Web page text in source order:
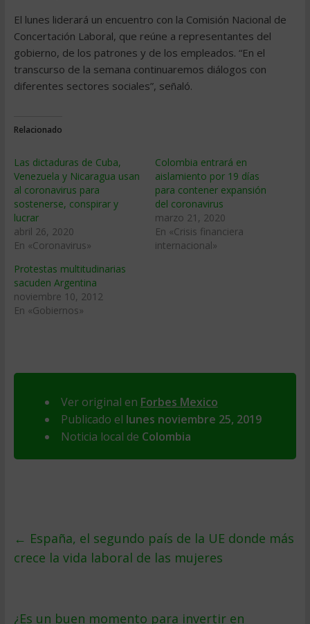
El lunes liderará un encuentro con la Comisión Nacional de
Concertación Laboral, que reúne a representantes del
gobierno, de los patrones y de los empleados. “En el
transcurso de la semana continuaremos diálogos con
diferentes sectores sociales”, señaló.
Relacionado
Las dictaduras de Cuba,
Venezuela y Nicaragua usan
al coronavirus para
sostenerse, conspirar y
lucrar
abril 26, 2020
En «Coronavirus»
Colombia entrará en
aislamiento por 19 días
para contener expansión
del coronavirus
marzo 21, 2020
En «Crisis financiera
internacional»
Protestas multitudinarias
sacuden Argentina
noviembre 10, 2012
En «Gobiernos»
Ver original en Forbes Mexico
Publicado el lunes noviembre 25, 2019
Noticia local de Colombia
← España, el segundo país de la UE donde más
crece la vida laboral de las mujeres
¿Es un buen momento para invertir en